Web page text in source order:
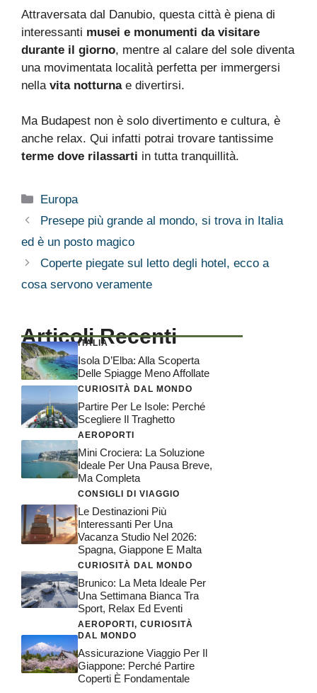
Attraversata dal Danubio, questa città è piena di
interessanti musei e monumenti da visitare
durante il giorno, mentre al calare del sole diventa
una movimentata località perfetta per immergersi
nella vita notturnae divertirsi.
Ma Budapest non è solo divertimento e cultura, è
anche relax. Qui infatti potrai trovare tantissime
terme dove rilassarti in tutta tranquillità.
Categorie
Europa
Presepe più grande al mondo, si trova in Italia
ed è un posto magico
Coperte piegate sul letto degli hotel, ecco a
cosa servono veramente
Articoli Recenti
ITALIA
Isola D’Elba: Alla Scoperta
Delle Spiagge Meno Affollate
CURIOSITÀ DAL MONDO
Partire Per Le Isole: Perché
Scegliere Il Traghetto
AEROPORTI
Mini Crociera: La Soluzione
Ideale Per Una Pausa Breve,
Ma Completa
CONSIGLI DI VIAGGIO
Le Destinazioni Più
Interessanti Per Una
Vacanza Studio Nel 2026:
Spagna, Giappone E Malta
CURIOSITÀ DAL MONDO
Brunico: La Meta Ideale Per
Una Settimana Bianca Tra
Sport, Relax Ed Eventi
AEROPORTI , CURIOSITÀ
DAL MONDO
Assicurazione Viaggio Per Il
Giappone: Perché Partire
Coperti È Fondamentale